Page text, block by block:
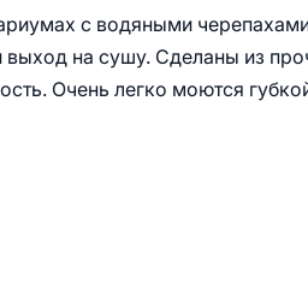
с водяными
на сушу. Сделаны из
Очень легко моются